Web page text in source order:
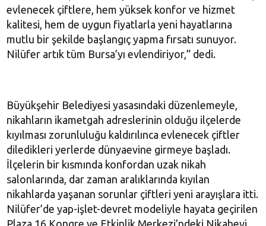
evlenecek çiftlere, hem yüksek konfor ve hizmet
kalitesi, hem de uygun fiyatlarla yeni hayatlarına
mutlu bir şekilde başlangıç yapma fırsatı sunuyor.
Nilüfer artık tüm Bursa’yı evlendiriyor,” dedi.
Büyükşehir Belediyesi yasasındaki düzenlemeyle,
nikahların ikametgah adreslerinin olduğu ilçelerde
kıyılması zorunluluğu kaldırılınca evlenecek çiftler
diledikleri yerlerde dünyaevine girmeye başladı.
İlçelerin bir kısmında konfordan uzak nikah
salonlarında, dar zaman aralıklarında kıyılan
nikahlarda yaşanan sorunlar çiftleri yeni arayışlara itti.
Nilüfer’de yap-işlet-devret modeliyle hayata geçirilen